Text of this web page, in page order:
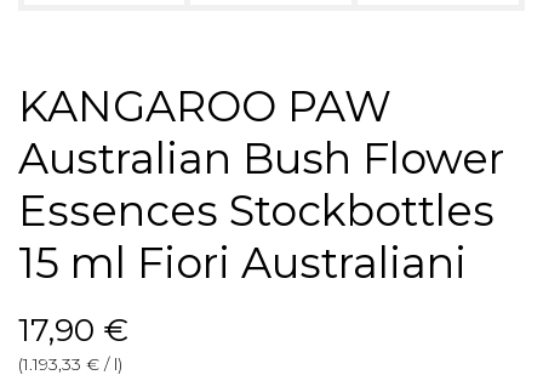
KANGAROO PAW
Australian Bush Flower
Essences Stockbottles
15 ml Fiori Australiani
17,90 €
(1.193,33 € / l)